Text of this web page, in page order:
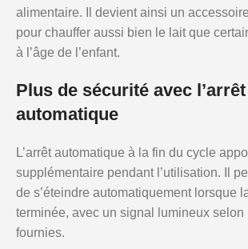
alimentaire. Il devient ainsi un
pour chauffer aussi bien le lait que
à l’âge de l’enfant.
Plus de sécurité avec l’arrêt
automatique
L’arrêt automatique à la fin du cycle
supplémentaire pendant l’utilisation. Il
de s’éteindre automatiquement lorsque
terminée, avec un signal lumineux selon
fournies.